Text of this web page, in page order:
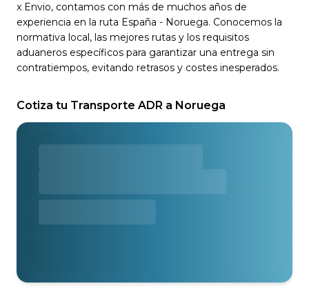
x Envio, contamos con más de muchos años de
experiencia en la ruta España - Noruega. Conocemos la
normativa local, las mejores rutas y los requisitos
aduaneros específicos para garantizar una entrega sin
contratiempos, evitando retrasos y costes inesperados.
Cotiza tu Transporte ADR a Noruega